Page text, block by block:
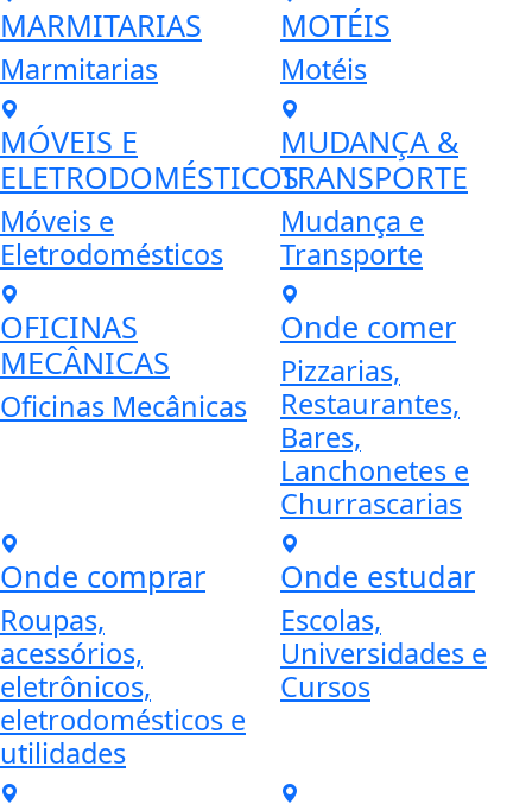
MARMITARIAS
Marmitarias
MOTÉIS
Motéis
MÓVEIS E
ELETRODOMÉSTICOS
Móveis e
Eletrodomésticos
MUDANÇA &
TRANSPORTE
Mudança e
Transporte
OFICINAS
MECÂNICAS
Oficinas Mecânicas
Onde comer
Pizzarias,
Restaurantes,
Bares,
Lanchonetes e
Churrascarias
Onde comprar
Roupas,
acessórios,
eletrônicos,
eletrodomésticos e
utilidades
Onde estudar
Escolas,
Universidades e
Cursos